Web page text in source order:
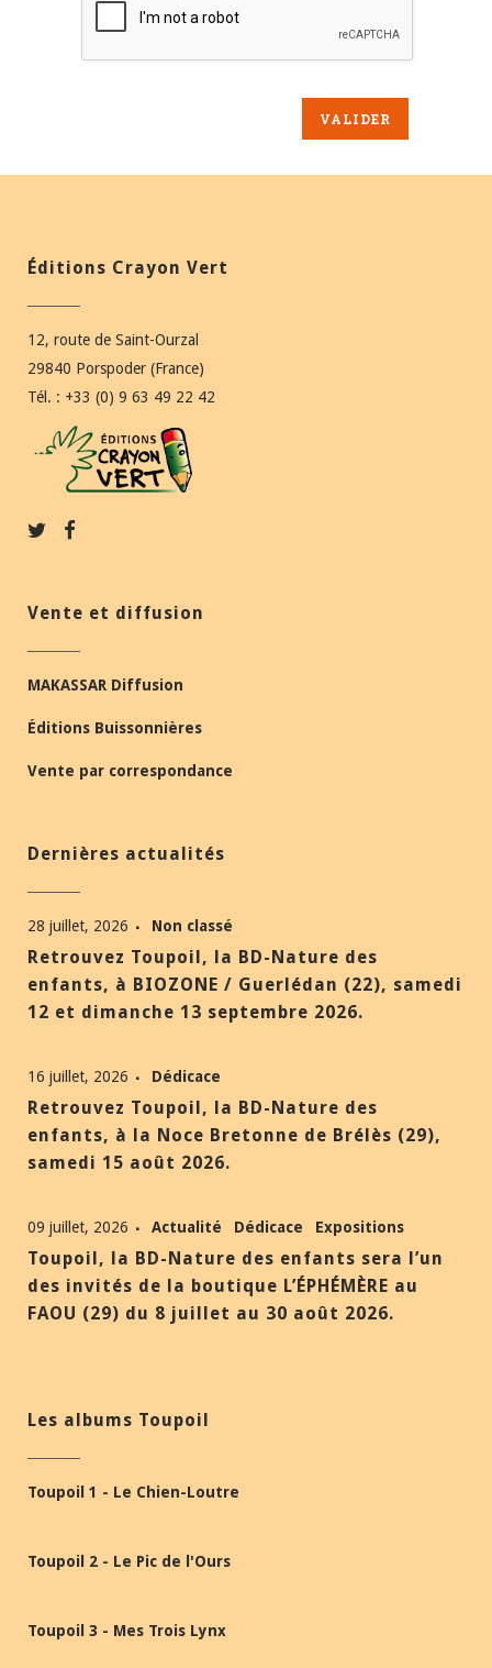
Éditions Crayon Vert
12, route de Saint-Ourzal
29840 Porspoder (France)
Tél. : +33 (0) 9 63 49 22 42
Vente et diffusion
MAKASSAR Diffusion
Éditions Buissonnières
Vente par correspondance
Dernières actualités
28 juillet, 2026 Non classé
Retrouvez Toupoil, la BD-Nature des
enfants, à BIOZONE / Guerlédan (22), samedi
12 et dimanche 13 septembre 2026.
16 juillet, 2026 Dédicace
Retrouvez Toupoil, la BD-Nature des
enfants, à la Noce Bretonne de Brélès (29),
samedi 15 août 2026.
09 juillet, 2026 Actualité Dédicace Expositions
Toupoil, la BD-Nature des enfants sera l’un
des invités de la boutique L’ÉPHÉMÈRE au
FAOU (29) du 8 juillet au 30 août 2026.
Les albums Toupoil
Toupoil 1 - Le Chien-Loutre
Toupoil 2 - Le Pic de l'Ours
Toupoil 3 - Mes Trois Lynx